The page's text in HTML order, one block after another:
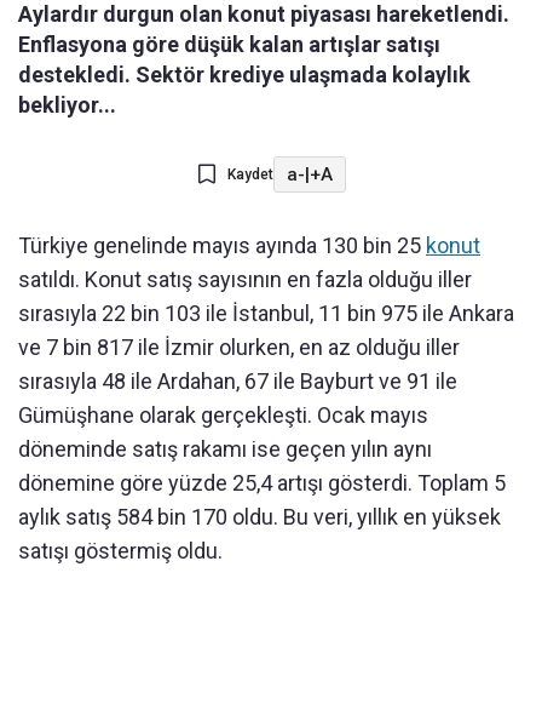
Aylardır durgun olan konut piyasası hareketlendi.
Enflasyona göre düşük kalan artışlar satışı
destekledi. Sektör krediye ulaşmada kolaylık
bekliyor...
Kaydet a-|+A
Türkiye genelinde mayıs ayında 130 bin 25 konut
satıldı. Konut satış sayısının en fazla olduğu iller
sırasıyla 22 bin 103 ile İstanbul, 11 bin 975 ile Ankara
ve 7 bin 817 ile İzmir olurken, en az olduğu iller
sırasıyla 48 ile Ardahan, 67 ile Bayburt ve 91 ile
Gümüşhane olarak gerçekleşti. Ocak mayıs
döneminde satış rakamı ise geçen yılın aynı
dönemine göre yüzde 25,4 artışı gösterdi. Toplam 5
aylık satış 584 bin 170 oldu. Bu veri, yıllık en yüksek
satışı göstermiş oldu.